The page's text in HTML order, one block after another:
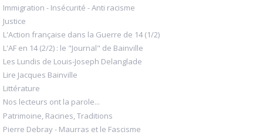
Immigration - Insécurité - Anti racisme
Justice
L'Action française dans la Guerre de 14 (1/2)
L'AF en 14 (2/2) : le "Journal" de Bainville
Les Lundis de Louis-Joseph Delanglade
Lire Jacques Bainville
Littérature
Nos lecteurs ont la parole...
Patrimoine, Racines, Traditions
Pierre Debray - Maurras et le Fascisme